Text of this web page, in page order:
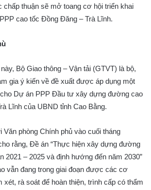
chấp thuận sẽ mở toang cơ hội triển khai
cao tốc Đồng Đăng – Trà Lĩnh.
Bộ Giao thông – Vận tải (GTVT) là bộ,
gia ý kiến về đề xuất được áp dụng một
Dự án PPP Đầu tư xây dựng đường cao
Lĩnh của UBND tỉnh Cao Bằng.
Văn phòng Chính phủ vào cuối tháng
rằng, Đề án “Thực hiện xây dựng đường
2021 – 2025 và định hướng đến năm 2030”
vẫn đang trong giai đoạn được các cơ
xét, rà soát để hoàn thiện, trình cấp có thẩm